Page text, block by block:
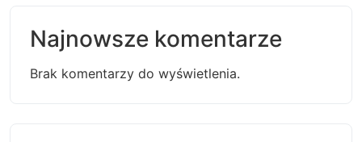
Najnowsze komentarze
Brak komentarzy do wyświetlenia.